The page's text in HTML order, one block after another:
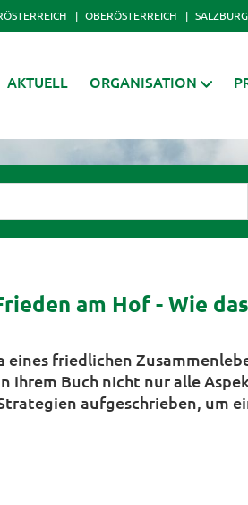
OBERÖSTERREICH SALZBURG
AKTUELL ORGANISATION
am Hof - Wie
eines friedlichen
ihrem Buch nicht nur alle
aufgeschrieben, um